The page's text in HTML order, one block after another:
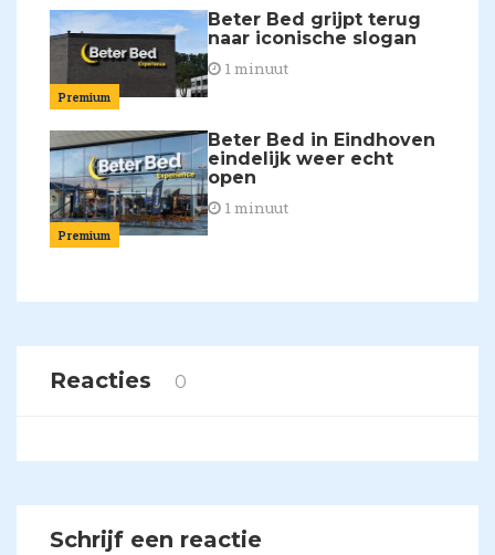
Premium
Beter Bed grijpt terug
naar iconische slogan
1 minuut
Premium
Beter Bed in Eindhoven
eindelijk weer echt
open
1 minuut
Reacties 0
Schrijf een reactie